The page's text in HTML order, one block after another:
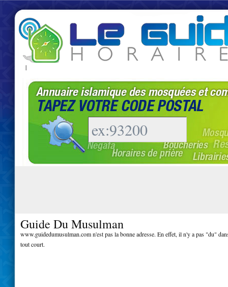
|
Guide Du Musulman
www.guidedumusulman.com n'est pas la bonne adresse. En effet, il n'y a pas "du"
tout court.